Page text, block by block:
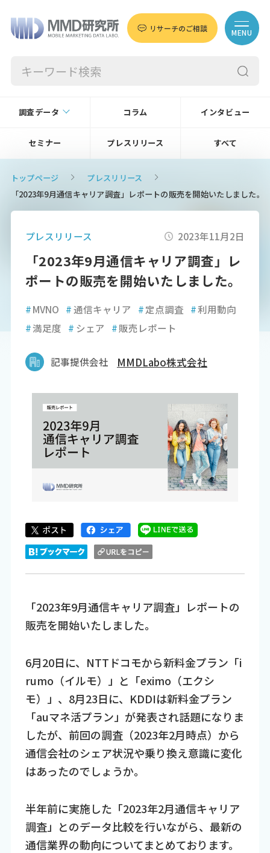
リサーチのご相談 MENU
調査データ コラム インタビュー
セミナー プレスリリース すべて
トップページ
プレスリリース
「2023年9月通信キャリア調査」レポートの販売を開始いたしました。
プレスリリース 2023年11月2日
「2023年9月通信キャリア調査」レ
ポートの販売を開始いたしました。
#MVNO #通信キャリア #定点調査 #利用動向
#満足度 # シェア #販売レポート
記事提供会社 MMDLabo株式会社
「2023年9月通信キャリア調査」レポートの
販売を開始いたしました。
6月20日に、NTTドコモから新料金プラン「i
rumo（イルモ）」と「eximo（エクシ
モ）」、8月23日に、KDDIは新料金プラン
「auマネ活プラン」が発表され話題になりま
したが、前回の調査（2023年2月時点）から
通信会社のシェア状況や乗り換え意識に変化
はあったのでしょうか。
半年前に実施した「2023年2月通信キャリア
調査」とのデータ比較を行いながら、最新の
通信業界の動向についてまとめております。